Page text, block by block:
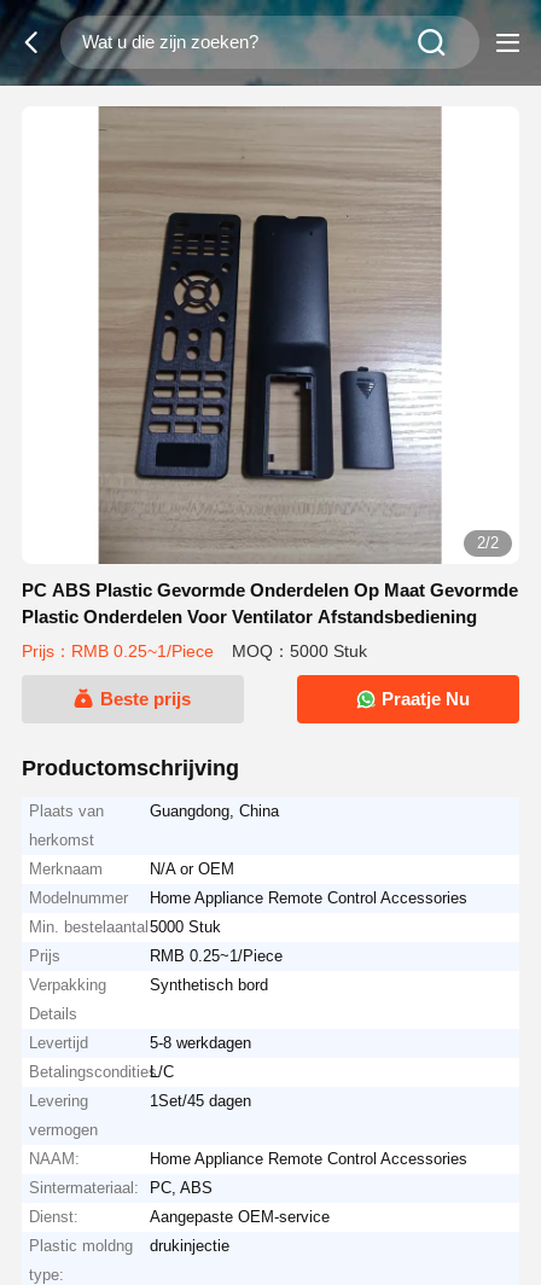
2/2
PC ABS Plastic Gevormde Onderdelen Op Maat Gevormde
Plastic Onderdelen Voor Ventilator Afstandsbediening
Prijs：RMB 0.25~1/Piece MOQ：5000 Stuk
Beste prijs Praatje Nu
Productomschrijving
Plaats van
herkomst
Guangdong, China
Merknaam
N/A or OEM
Modelnummer
Home Appliance Remote Control Accessories
Min. bestelaantal 5000 Stuk
Prijs
RMB 0.25~1/Piece
Verpakking
Details
Synthetisch bord
Levertijd
5-8 werkdagen
BetalingsconditiesL/C
Levering
vermogen
1Set/45 dagen
NAAM:
Home Appliance Remote Control Accessories
Sintermateriaal:
PC, ABS
Dienst:
Aangepaste OEM-service
Plastic moldng
type:
drukinjectie